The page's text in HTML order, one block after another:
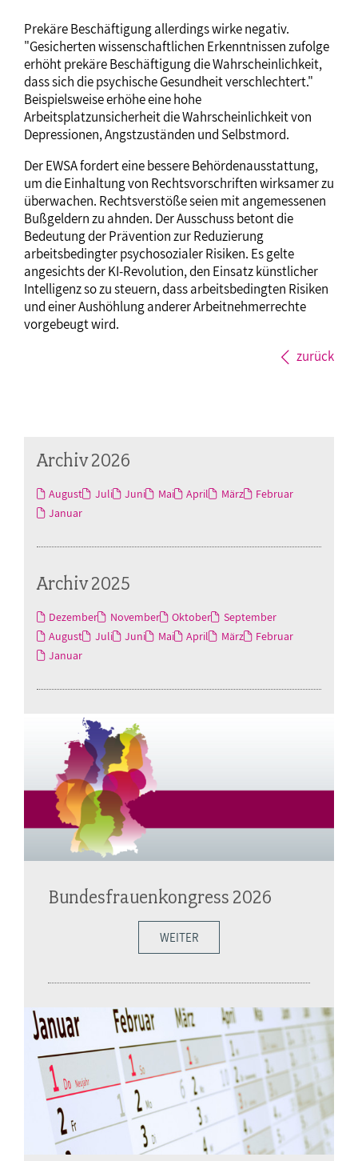
Prekäre Beschäftigung allerdings wirke negativ.
"Gesicherten wissenschaftlichen Erkenntnissen zufolge
erhöht prekäre Beschäftigung die Wahrscheinlichkeit,
dass sich die psychische Gesundheit verschlechtert."
Beispielsweise erhöhe eine hohe
Arbeitsplatzunsicherheit die Wahrscheinlichkeit von
Depressionen, Angstzuständen und Selbstmord.
Der EWSA fordert eine bessere Behördenausstattung,
um die Einhaltung von Rechtsvorschriften wirksamer zu
überwachen. Rechtsverstöße seien mit angemessenen
Bußgeldern zu ahnden. Der Ausschuss betont die
Bedeutung der Prävention zur Reduzierung
arbeitsbedingter psychosozialer Risiken. Es gelte
angesichts der KI-Revolution, den Einsatz künstlicher
Intelligenz so zu steuern, dass arbeitsbedingten Risiken
und einer Aushöhlung anderer Arbeitnehmerrechte
vorgebeugt wird.
zurück
Archiv 2026
August Juli Juni Mai April März
Februar
Januar
Archiv 2025
Dezember November Oktober
September
August
Juli Juni Mai April März
Februar
Januar
Bundesfrauenkongress 2026
WEITER